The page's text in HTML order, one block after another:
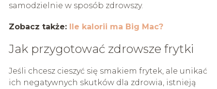
samodzielnie w sposób zdrowszy.
Zobacz także: Ile kalorii ma Big Mac?
Jak przygotować zdrowsze frytki
Jeśli chcesz cieszyć się smakiem frytek, ale unikać
ich negatywnych skutków dla zdrowia, istnieją